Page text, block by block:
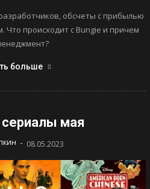
обсчеты с прибылью
Что происходит с Bungie и причем
больше
мая
- 08.05.2023